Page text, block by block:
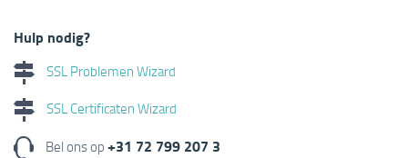
Hulp nodig?
SSL Problemen Wizard
SSL Certificaten Wizard
Bel ons op +31 72 799 207 3